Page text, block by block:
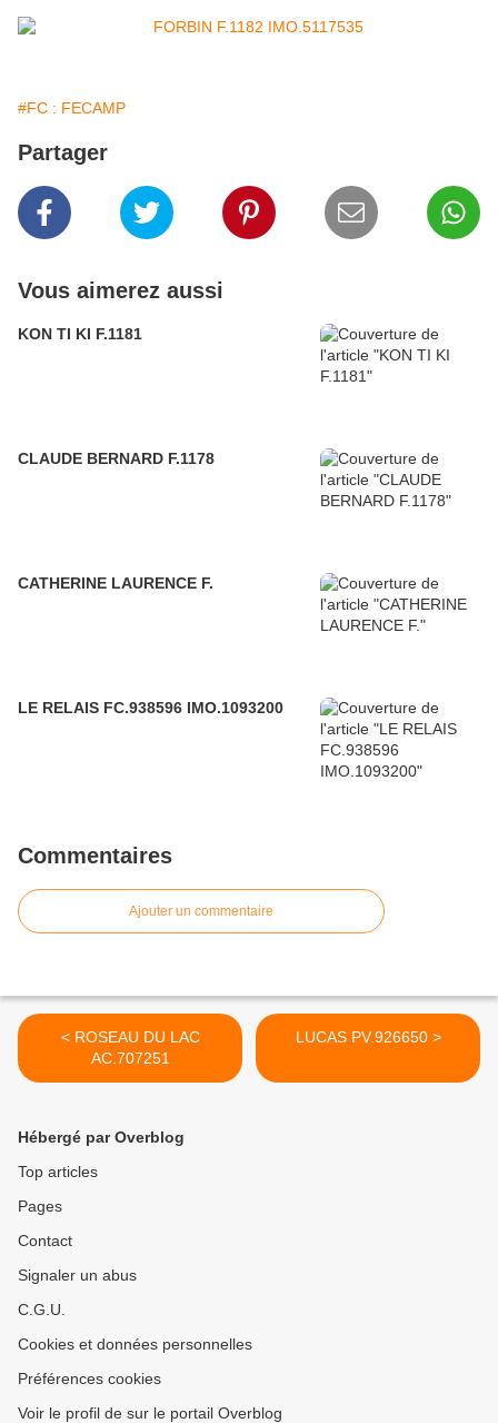
#FC : FECAMP
Partager
Vous aimerez aussi
KON TI KI F.1181
CLAUDE BERNARD F.1178
CATHERINE LAURENCE F.
LE RELAIS FC.938596 IMO.1093200
Commentaires
Ajouter un commentaire
< ROSEAU DU LAC
AC.707251
LUCAS PV.926650 >
Hébergé par Overblog
Top articles
Pages
Contact
Signaler un abus
C.G.U.
Cookies et données personnelles
Préférences cookies
Voir le profil de sur le portail Overblog